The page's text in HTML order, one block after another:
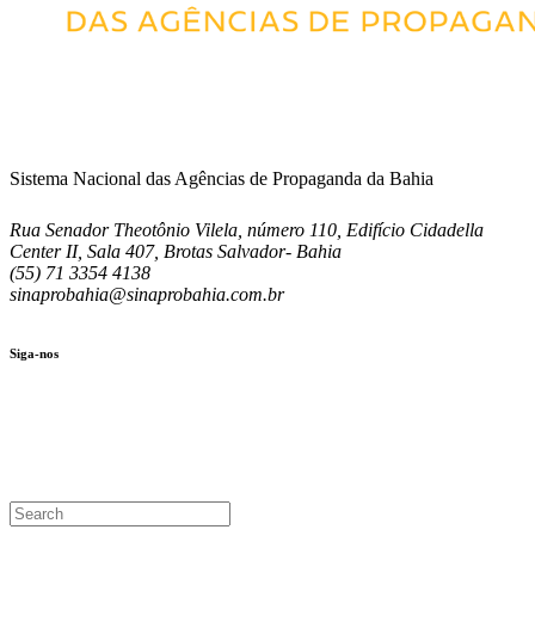
Sistema Nacional das Agências de Propaganda da Bahia
Rua Senador Theotônio Vilela, número 110, Edifício Cidadella
Center II, Sala 407, Brotas Salvador- Bahia
(55) 71 3354 4138
sinaprobahia@sinaprobahia.com.br
Siga-nos